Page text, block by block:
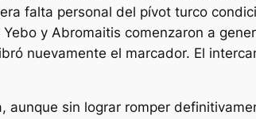
falta personal del pívot turco
y Abromaitis comenzaron a
nuevamente el marcador. El
aunque sin lograr romper